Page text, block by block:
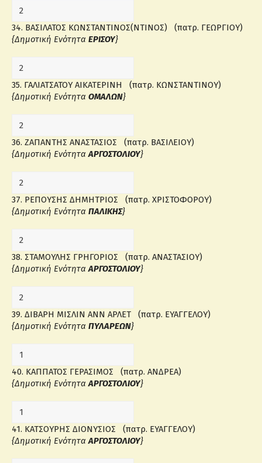
34. ΒΑΣΙΛΑΤΟΣ ΚΩΝΣΤΑΝΤΙΝΟΣ(ΝΤΙΝΟΣ) (πατρ. ΓΕΩΡΓΙΟΥ)
{Δημοτική Ενότητα ΕΡΙΣΟΥ}
35. ΓΑΛΙΑΤΣΑΤΟΥ ΑΙΚΑΤΕΡΙΝΗ (πατρ. ΚΩΝΣΤΑΝΤΙΝΟΥ)
{Δημοτική Ενότητα ΟΜΑΛΩΝ}
36. ΖΑΠΑΝΤΗΣ ΑΝΑΣΤΑΣΙΟΣ (πατρ. ΒΑΣΙΛΕΙΟΥ)
{Δημοτική ΕνότηταΑΡΓΟΣΤΟΛΙΟΥ}
37. ΡΕΠΟΥΣΗΣ ΔΗΜΗΤΡΙΟΣ (πατρ. ΧΡΙΣΤΟΦΟΡΟΥ)
{Δημοτική Ενότητα ΠΑΛΙΚΗΣ}
38. ΣΤΑΜΟΥΛΗΣ ΓΡΗΓΟΡΙΟΣ (πατρ. ΑΝΑΣΤΑΣΙΟΥ)
{Δημοτική ΕνότηταΑΡΓΟΣΤΟΛΙΟΥ}
39. ΔΙΒΑΡΗ ΜΙΣΛΙΝ ΑΝΝ ΑΡΛΕΤ (πατρ. ΕΥΑΓΓΕΛΟΥ)
{Δημοτική Ενότητα ΠΥΛΑΡΕΩΝ}
40. ΚΑΠΠΑΤΟΣ ΓΕΡΑΣΙΜΟΣ (πατρ. ΑΝΔΡΕΑ)
{Δημοτική ΕνότηταΑΡΓΟΣΤΟΛΙΟΥ}
41. ΚΑΤΣΟΥΡΗΣ ΔΙΟΝΥΣΙΟΣ (πατρ. ΕΥΑΓΓΕΛΟΥ)
{Δημοτική ΕνότηταΑΡΓΟΣΤΟΛΙΟΥ}